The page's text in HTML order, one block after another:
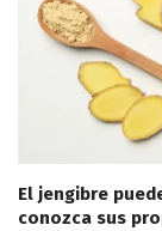
El jengibre
conozca sus